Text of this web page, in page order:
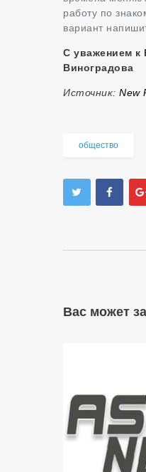
работу по
вариант
С уважением к
Виноградова
Источник: New
общество
Вас может